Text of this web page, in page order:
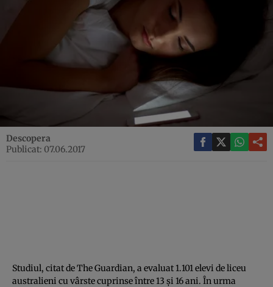
Descopera
Publicat: 07.06.2017
Studiul, citat de The Guardian, a evaluat 1.101 elevi de liceu
australieni cu vârste cuprinse între 13 şi 16 ani. În urma